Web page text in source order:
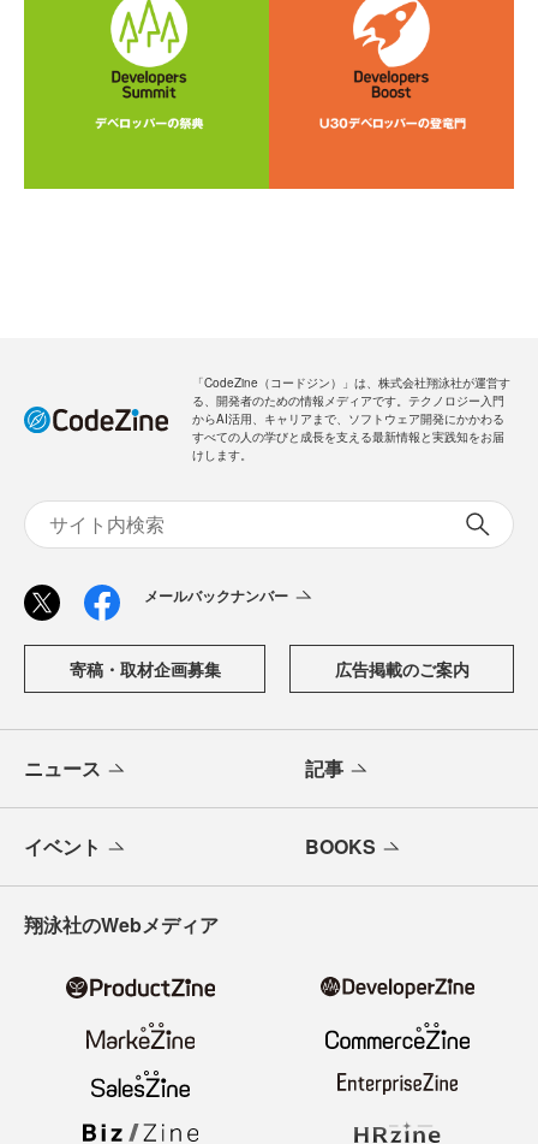
「CodeZine（コードジン）」は、株式会社翔泳社が運営す
る、開発者のための情報メディアです。テクノロジー入門
からAI活用、キャリアまで、ソフトウェア開発にかかわる
すべての人の学びと成長を支える最新情報と実践知をお届
けします。
メールバックナンバー
寄稿・取材企画募集 広告掲載のご案内
ニュース 記事
イベント BOOKS
翔泳社のWebメディア